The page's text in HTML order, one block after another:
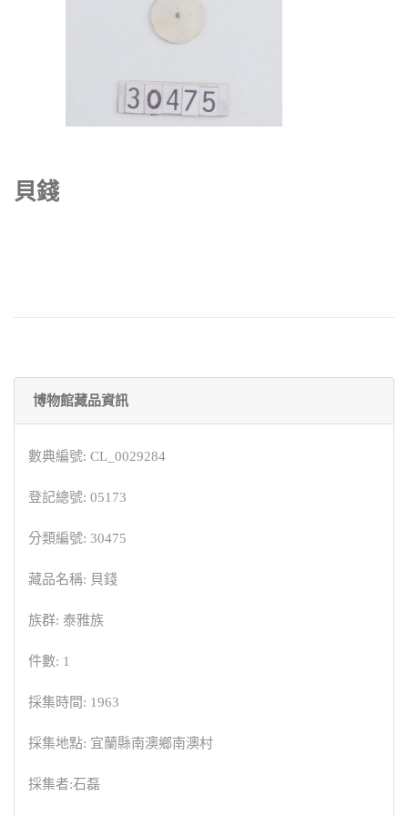
貝錢
博物館藏品資訊
數典編號: CL_0029284
登記總號: 05173
分類編號: 30475
藏品名稱: 貝錢
族群: 泰雅族
件數: 1
採集時間: 1963
採集地點: 宜蘭縣南澳鄉南澳村
採集者:石磊